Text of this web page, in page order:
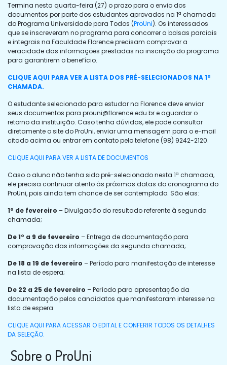
Termina nesta quarta-feira (27) o prazo para o envio dos
documentos por parte dos estudantes aprovados na 1ª chamada
do Programa Universidade para Todos (ProUni). Os interessados
que se inscreveram no programa para concorrer a bolsas parciais
e integrais na Faculdade Florence precisam comprovar a
veracidade das informações prestadas na inscrição do programa
para garantirem o benefício.
CLIQUE AQUI PARA VER A LISTA DOS PRÉ-SELECIONADOS NA 1ª
CHAMADA.
O estudante selecionado para estudar na Florence deve enviar
seus documentos para prouni@florence.edu.bre aguardar o
retorno da instituição. Caso tenha dúvidas, ele pode consultar
diretamente o site do ProUni, enviar uma mensagem para o e-mail
citado acima ou entrar em contato pelo telefone (98) 9242-2120.
CLIQUE AQUI PARA VER A LISTA DE DOCUMENTOS
Caso o aluno não tenha sido pré-selecionado nesta 1ª chamada,
ele precisa continuar atento às próximas datas do cronograma do
ProUni, pois ainda tem chance de ser contemplado. São elas:
1º de fevereiro – Divulgação do resultado referente à segunda
chamada;
De 1º a 9 de fevereiro – Entrega de documentação para
comprovação das informações da segunda chamada;
De 18 a 19 de fevereiro – Período para manifestação de interesse
na lista de espera;
De 22 a 25 de fevereiro – Período para apresentação da
documentação pelos candidatos que manifestaram interesse na
lista de espera
CLIQUE AQUI PARA ACESSAR O EDITAL E CONFERIR TODOS OS DETALHES
DA SELEÇÃO.
Sobre o ProUni